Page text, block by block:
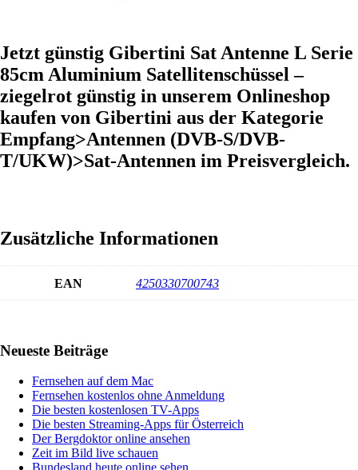
Jetzt günstig Gibertini Sat Antenne L Serie
85cm Aluminium Satellitenschüssel –
ziegelrot günstig in unserem Onlineshop
kaufen von Gibertini aus der Kategorie
Empfang>Antennen (DVB-S/DVB-
T/UKW)>Sat-Antennen im Preisvergleich.
Zusätzliche Informationen
EAN 4250330700743
Sidebar
Neueste Beiträge
Fernsehen auf dem Mac
Fernsehen kostenlos ohne Anmeldung
Die besten kostenlosen TV-Apps
Die besten Streaming-Apps für Österreich
Der Bergdoktor online ansehen
Zeit im Bild live schauen